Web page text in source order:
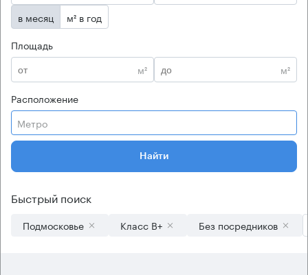
в месяц
м² в год
Площадь
м²
м²
Расположение
Метро
Найти
Быстрый поиск
Подмосковье Класс B+ Без посредников